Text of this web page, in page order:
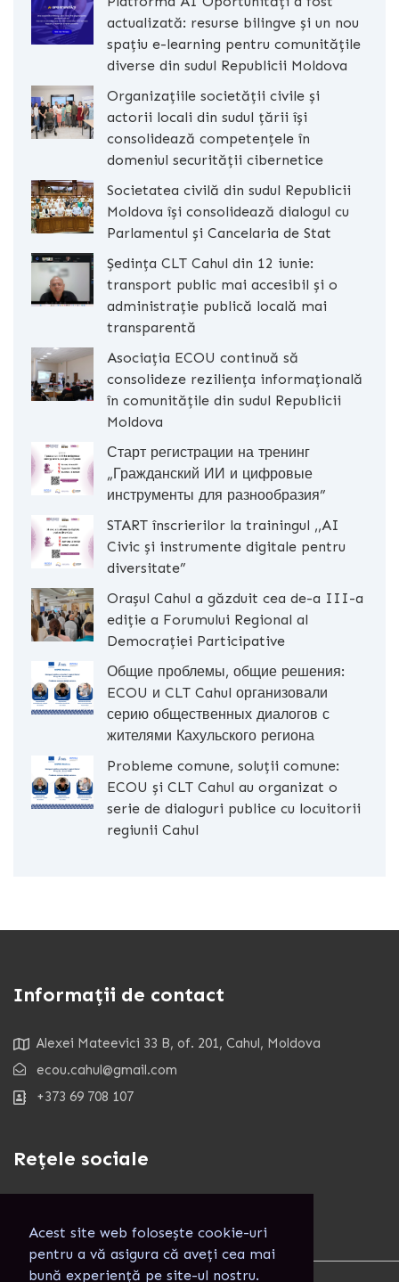
Acest site web folosește cookie-uri
pentru a vă asigura că aveți cea mai
bună experiență pe site-ul nostru.
actualizată: resurse bilingve și un nou
spațiu e-learning pentru comunitățile
diverse din sudul Republicii Moldova
Organizațiile societății civile și
actorii locali din sudul țării își
consolidează competențele în
domeniul securității cibernetice
Societatea civilă din sudul Republicii
Moldova își consolidează dialogul cu
Parlamentul și Cancelaria de Stat
Ședința CLT Cahul din 12 iunie:
transport public mai accesibil și o
administrație publică locală mai
transparentă
Asociația ECOU continuă să
consolideze reziliența informațională
în comunitățile din sudul Republicii
Moldova
Старт регистрации на тренинг
„Гражданский ИИ и цифровые
инструменты для разнообразия”
START înscrierilor la trainingul ,,AI
Civic și instrumente digitale pentru
diversitate”
Orașul Cahul a găzduit cea de-a III-a
ediție a Forumului Regional al
Democrației Participative
Общие проблемы, общие решения:
ECOU и CLT Cahul организовали
серию общественных диалогов с
жителями Кахульского региона
Probleme comune, soluții comune:
ECOU și CLT Cahul au organizat o
serie de dialoguri publice cu locuitorii
regiunii Cahul
Informații de contact
Alexei Mateevici 33 B, of. 201, Cahul, Moldova
ecou.cahul@gmail.com
+373 69 708 107
Rețele sociale